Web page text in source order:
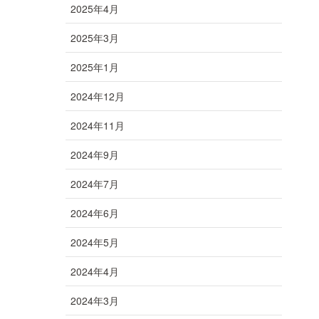
2025年4月
2025年3月
2025年1月
2024年12月
2024年11月
2024年9月
2024年7月
2024年6月
2024年5月
2024年4月
2024年3月